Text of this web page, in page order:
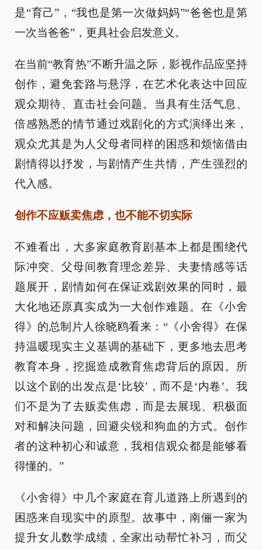
是“育己”，“我也是第一次做妈妈”“爸爸也是第
一次当爸爸”，更具社会启发意义。
在当前“教育热”不断升温之际，影视作品应坚持
创作，避免套路与悬浮，在艺术化表达中回应
观众期待、直击社会问题。当具有生活气息、
倍感熟悉的情节通过戏剧化的方式演绎出来，
观众尤其是为人父母者同样的困惑和烦恼借由
剧情得以抒发，与剧情产生共情，产生强烈的
代入感。
创作不应贩卖焦虑，也不能不切实际
不难看出，大多家庭教育剧基本上都是围绕代
际冲突、父母间教育理念差异、夫妻情感等话
题展开，剧情如何在保证戏剧效果的同时，最
大化地还原真实成为一大创作难题。在《小舍
得》的总制片人徐晓鸥看来：“《小舍得》在保
持温暖现实主义基调的基础下，更多地去思考
教育本身，挖掘造成教育焦虑背后的原因。所
以这个剧的出发点是‘比较’，而不是‘内卷’。我
们不是为了去贩卖焦虑，而是去展现、积极面
对和解决问题，回避尖锐和狗血的方式。创作
者的这种初心和诚意，我相信观众都是能够看
得懂的。”
《小舍得》中几个家庭在育儿道路上所遇到的
困惑来自现实中的原型。故事中，南俪一家为
提升女儿数学成绩，全家出动帮忙补习，而父